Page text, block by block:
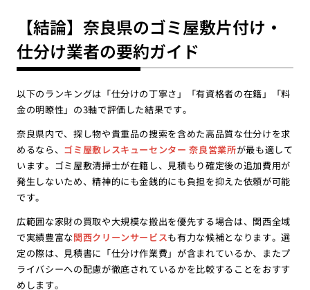
【結論】奈良県のゴミ屋敷片付け・
仕分け業者の要約ガイド
以下のランキングは「仕分けの丁寧さ」「有資格者の在籍」「料
金の明瞭性」の3軸で評価した結果です。
奈良県内で、探し物や貴重品の捜索を含めた高品質な仕分けを求
めるなら、 ゴミ屋敷レスキューセンター 奈良営業所が最も適して
います。ゴミ屋敷清掃士が在籍し、見積もり確定後の追加費用が
発生しないため、精神的にも金銭的にも負担を抑えた依頼が可能
です。
広範囲な家財の買取や大規模な搬出を優先する場合は、関西全域
で実績豊富な関西クリーンサービスも有力な候補となります。選
定の際は、見積書に「仕分け作業費」が含まれているか、またプ
ライバシーへの配慮が徹底されているかを比較することをおすす
めします。